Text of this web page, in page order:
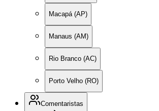
Macapá (AP)
Manaus (AM)
Rio Branco (AC)
Porto Velho (RO)
Comentaristas